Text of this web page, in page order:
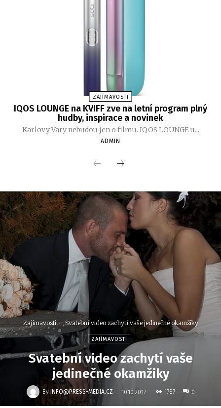
ZAJÍMAVOSTI
IQOS LOUNGE na KVIFF zve na letní program plný
hudby, inspirace a novinek
Karlovy Vary nebudou jen o filmu. IQOS LOUNGE u...
ADMIN